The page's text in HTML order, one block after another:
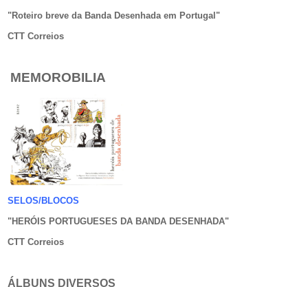
"Roteiro breve da Banda Desenhada em Portugal "
CTT Correios
MEMOROBILIA
SELOS/BLOCOS
"HERÓIS PORTUGUESES DA BANDA DESENHADA"
CTT Correios
ÁLBUNS DIVERSOS